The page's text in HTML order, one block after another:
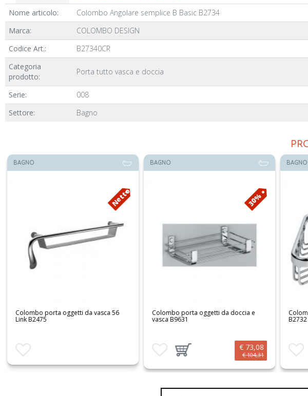
Nome articolo:
Colombo Angolare semplice B Basic B2734
Marca:
COLOMBO DESIGN
Codice Art.:
B27340CR
Categoria
prodotto:
Porta tutto vasca e doccia
Serie:
008
Settore:
Bagno
BAGNO
Netto
Colombo porta oggetti da vasca 56
Link B2475
Aggiungi ai preferiti
BAGNO
30%
Colombo porta oggetti da doccia e
vasca B9631
Aggiungi ai preferiti
Aggiungi prodotto al carrello
€ 73,08
€ 104,31
BAGNO
B2732